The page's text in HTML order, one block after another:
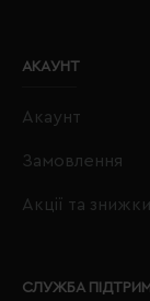
АКАУНТ
Акаунт
Замовлення
Акції та знижки
СЛУЖБА